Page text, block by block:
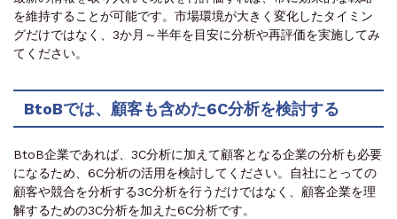
を維持することが可能です。市場環境が大きく変化したタイミン
グだけではなく、3か月～半年を目安に分析や再評価を実施してみ
てください。
BtoBでは、顧客も含めた6C分析を検討する
BtoB企業であれば、3C分析に加えて顧客となる企業の分析も必要
になるため、6C分析の活用を検討してください。自社にとっての
顧客や競合を分析する3C分析を行うだけではなく、顧客企業を理
解するための3C分析を加えた6C分析です。